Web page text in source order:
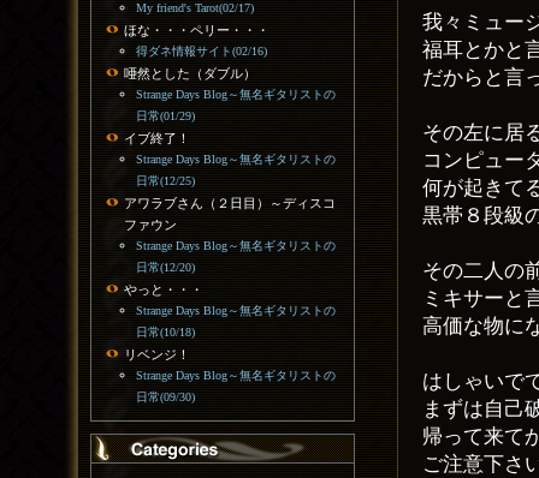
我々ミュー
福耳とかと
だからと言
その左に居
コンピュー
何が起きて
黒帯８段級
その二人の
ミキサーと
高価な物に
はしゃいで
まずは自己
帰って来て
ご注意下さ
My friend's Tarot(02/17)
ほな・・・ペリー・・・
得ダネ情報サイト(02/16)
唖然とした（ダブル）
Strange Days Blog～無名ギタリストの
日常(01/29)
イブ終了！
Strange Days Blog～無名ギタリストの
日常(12/25)
アワラブさん（２日目）～ディスコ
ファウン
Strange Days Blog～無名ギタリストの
日常(12/20)
やっと・・・
Strange Days Blog～無名ギタリストの
日常(10/18)
リベンジ！
Strange Days Blog～無名ギタリストの
日常(09/30)